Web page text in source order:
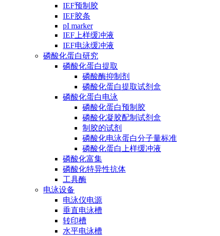
IEF预制胶
IEF胶条
pI marker
IEF上样缓冲液
IEF电泳缓冲液
磷酸化蛋白研究
磷酸化蛋白提取
磷酸酶抑制剂
磷酸化蛋白提取试剂盒
磷酸化蛋白电泳
磷酸化蛋白预制胶
磷酸化凝胶配制试剂盒
制胶的试剂
磷酸化电泳蛋白分子量标准
磷酸化蛋白上样缓冲液
磷酸化富集
磷酸化特异性抗体
工具酶
电泳设备
电泳仪电源
垂直电泳槽
转印槽
水平电泳槽